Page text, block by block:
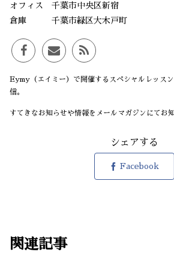
オフィス 千葉市中央区新宿
倉庫 千葉市緑区大木戸町
Eymy（エイミー）で開催するスペシャルレッス
信。
すてきなお知らせや情報をメールマガジンにてお
シェアする
Facebook
関連記事